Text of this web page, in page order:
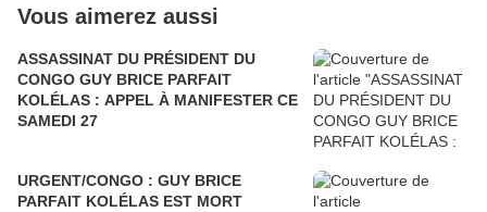
Vous aimerez aussi
ASSASSINAT DU PRÉSIDENT DU
CONGO GUY BRICE PARFAIT
KOLÉLAS : APPEL À MANIFESTER CE
SAMEDI 27
URGENT/CONGO : GUY BRICE
PARFAIT KOLÉLAS EST MORT